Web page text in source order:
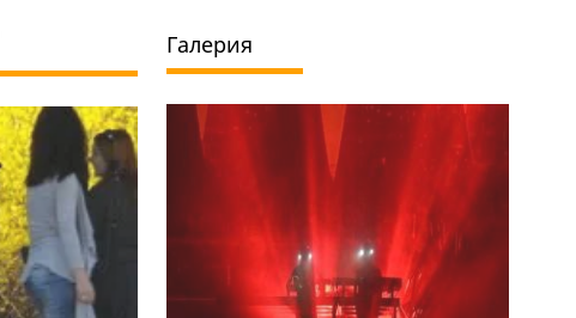
Галерия